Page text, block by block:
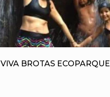
VIVA BROTAS ECOPARQUE